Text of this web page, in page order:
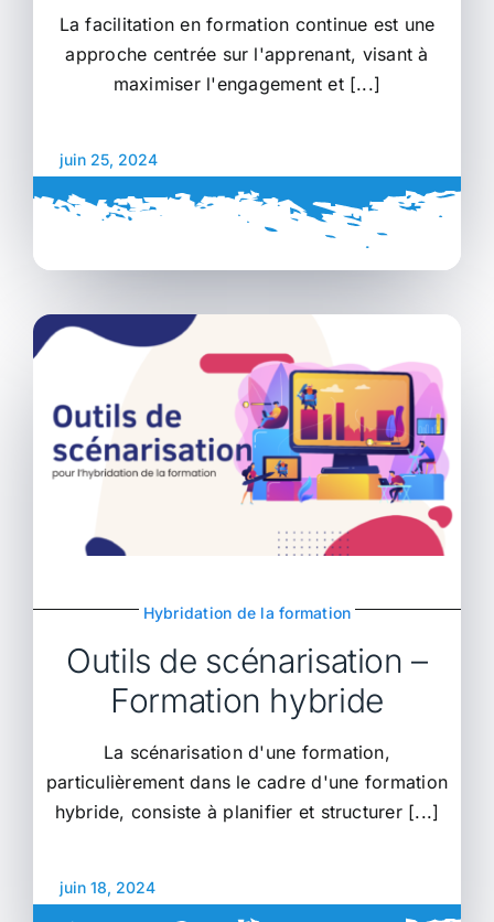
La facilitation en formation continue est une
approche centrée sur l'apprenant, visant à
maximiser l'engagement et [...]
juin 25, 2024
Hybridation de la formation
Outils de scénarisation –
Formation hybride
La scénarisation d'une formation,
particulièrement dans le cadre d'une formation
hybride, consiste à planifier et structurer [...]
juin 18, 2024